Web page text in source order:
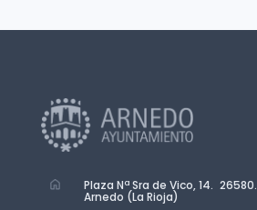
Plaza Nª Sra de Vico, 14. 26580.
Arnedo (La Rioja)